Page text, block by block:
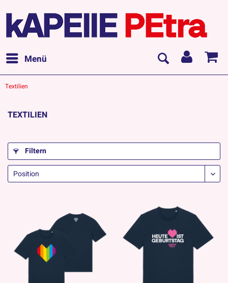
Menü
Textilien
TEXTILIEN
Filtern